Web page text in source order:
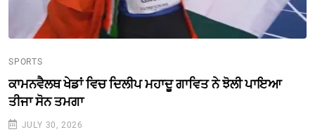
SPORTS
ਕਾਮਨਵੈਲਥ ਖੇਡਾਂ ਵਿਚ ਦਿਲੀਪ ਮਹਾਦੂ ਗਾਵਿਤ ਨੇ ਝੋਲੀ ਪਾਇਆ
ਤੀਜਾ ਸੋਨ ਤਮਗਾ
JULY 30, 2026